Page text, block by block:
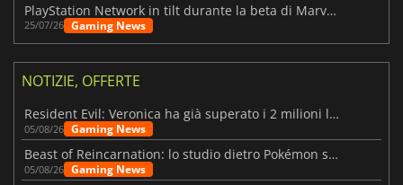
PlayStation Network in tilt durante la beta di Marvel Tōkon
25/07/26 Gaming News
NOTIZIE, OFFERTE
Resident Evil: Veronica ha già superato i 2 milioni liste dei desideri
05/08/26 Gaming News
Beast of Reincarnation: lo studio dietro Pokémon su una nuova strada
05/08/26 Gaming News